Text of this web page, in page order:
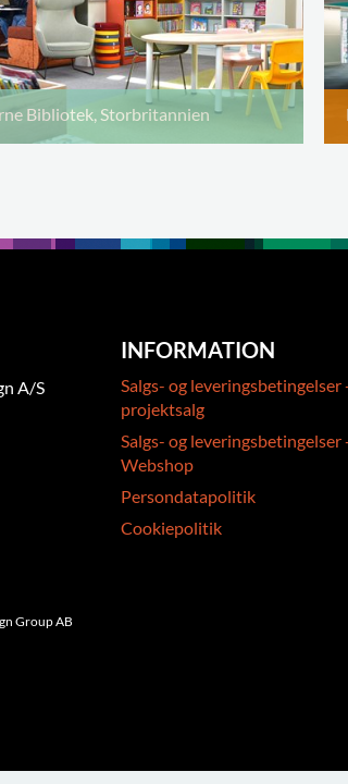
Bibliotek, Storbritannien
A/S
Group AB
INFORMATION
Salgs- og leveringsbetingelser
projektsalg
Salgs- og leveringsbetingelser
Webshop
Persondatapolitik
Cookiepolitik